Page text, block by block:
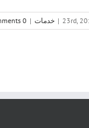
| خدمات |
0 Comments